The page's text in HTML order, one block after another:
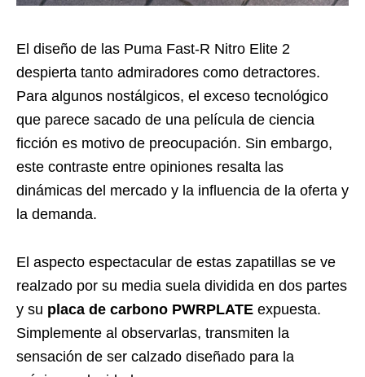
El diseño de las Puma Fast-R Nitro Elite 2
despierta tanto admiradores como detractores.
Para algunos nostálgicos, el exceso tecnológico
que parece sacado de una película de ciencia
ficción es motivo de preocupación. Sin embargo,
este contraste entre opiniones resalta las
dinámicas del mercado y la influencia de la oferta y
la demanda.
El aspecto espectacular de estas zapatillas se ve
realzado por su media suela dividida en dos partes
y su placa de carbono PWRPLATE expuesta.
Simplemente al observarlas, transmiten la
sensación de ser calzado diseñado para la